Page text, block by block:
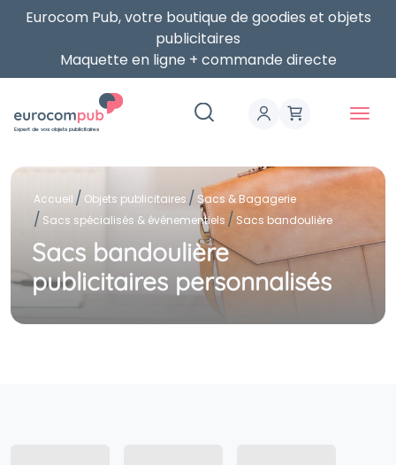
Eurocom Pub, votre boutique de goodies et objets
publicitaires
Maquette en ligne + commande directe
Expert de vos objets publicitaires
Accueil Objets publicitaires
Sacs & Bagagerie
Sacs spécialisés & événementiels
Sacs bandoulière
Sacs bandoulière
publicitaires personnalisés